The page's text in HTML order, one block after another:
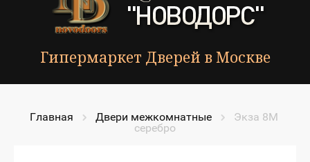
Гипермаркет Дверей в Москве
Главная Двери межкомнатные
Экза 8М
серебро